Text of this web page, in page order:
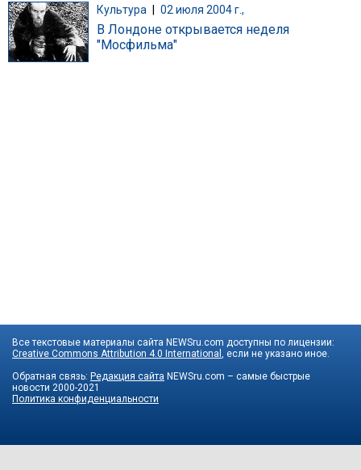
Культура 02 июля 2004 г.,
В Лондоне открывается неделя
"Мосфильма"
Все текстовые материалы сайта NEWSru.com доступны по лицензии:
Creative Commons Attribution 4.0 International , если не указано иное.
Обратная связь: Редакция сайта NEWSru.com – самые быстрые
новости 2000-2021
Политика конфиденциальности